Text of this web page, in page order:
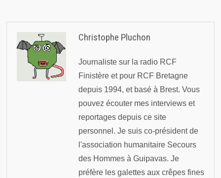
Christophe Pluchon
Journaliste sur la radio RCF
Finistère et pour RCF Bretagne
depuis 1994, et basé à Brest. Vous
pouvez écouter mes interviews et
reportages depuis ce site
personnel. Je suis co-président de
l'association humanitaire Secours
des Hommes à Guipavas. Je
préfère les galettes aux crêpes fines